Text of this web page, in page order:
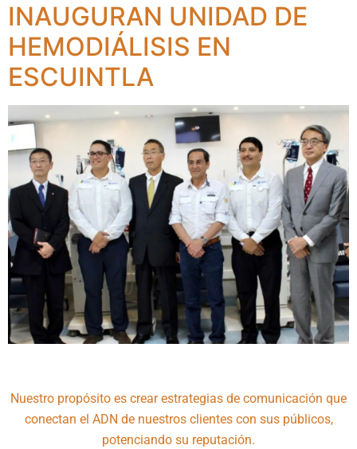
INAUGURAN UNIDAD DE
HEMODIÁLISIS EN
ESCUINTLA
Nuestro propósito es crear estrategias de comunicación que
conectan el ADN de nuestros clientes con sus públicos,
potenciando su reputación.